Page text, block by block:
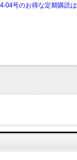
04号のお得な定期購読は
値